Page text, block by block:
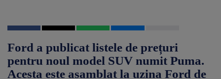
Ford a publicat listele de prețuri
pentru noul model SUV numit Puma.
Acesta este asamblat la uzina Ford de